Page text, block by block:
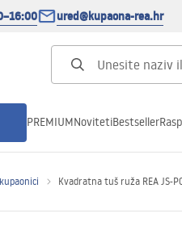
ured@kupaona-rea.hr
PREMIUMNovitetiBestseller
Kvadratna tuš ruža REA JS-